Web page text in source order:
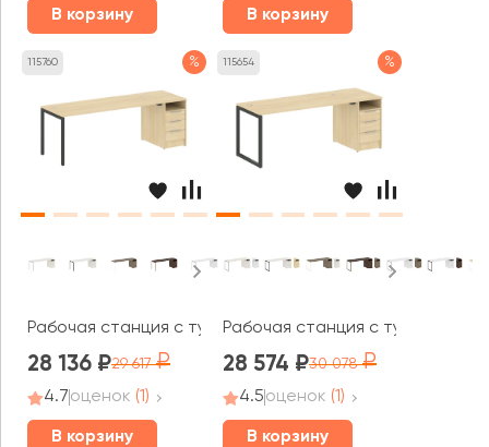
В корзину В корзину
115760 %
Рабочая станция с тумбой на П-образном м/к
28 136 29 617
4.7оценок (1)
В корзину
115654 %
Рабочая станция с тумбой на
28 574 30 078
4.5оценок (1)
В корзину